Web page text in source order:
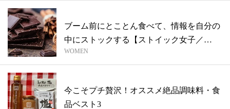
ブーム前にとことん食べて、情報を自分の
中にストックする【ストイック女子／
KANA...
WOMEN
今こそプチ贅沢！オススメ絶品調味料・食
品ベスト3